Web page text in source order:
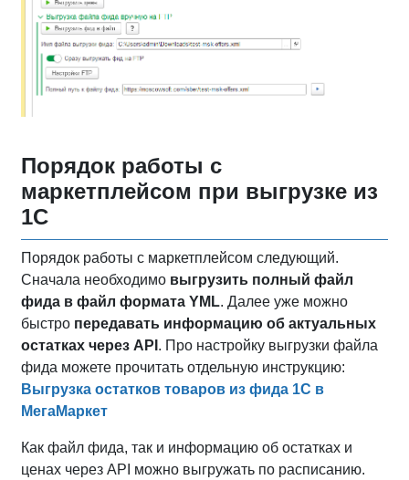
Порядок работы с
маркетплейсом при выгрузке из
1С
Порядок работы с маркетплейсом следующий.
Сначала необходимо выгрузить полный файл
фида в файл формата YML. Далее уже можно
быстро передавать информацию об актуальных
остатках через API . Про настройку выгрузки файла
фида можете прочитать отдельную инструкцию:
Выгрузка остатков товаров из фида 1С в
МегаМаркет
Как файл фида, так и информацию об остатках и
ценах через API можно выгружать по расписанию.